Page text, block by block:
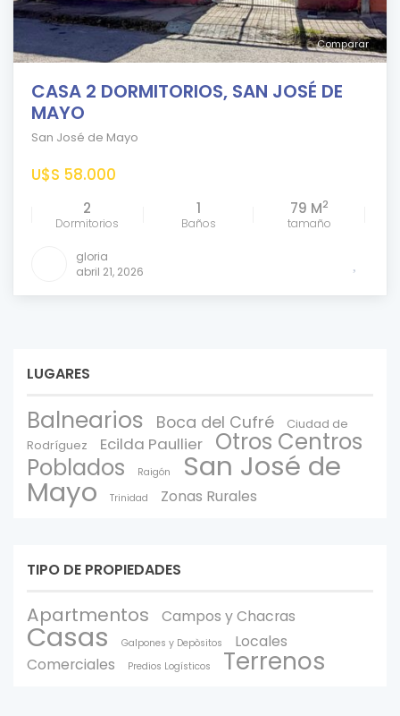
Comparar
CASA 2 DORMITORIOS, SAN JOSÉ DE
MAYO
San José de Mayo
U$S 58.000
2
Dormitorios
1
Baños
79 M2
tamaño
gloria
abril 21, 2026
LUGARES
Balnearios Boca del Cufré
Ciudad de
Rodríguez
Ecilda Paullier
Otros Centros
Poblados
Raigón San José de
Mayo Trinidad Zonas Rurales
TIPO DE PROPIEDADES
Apartmentos Campos y Chacras
Casas Galpones y Depòsitos
Locales
Comerciales
Predios Logísticos Terrenos